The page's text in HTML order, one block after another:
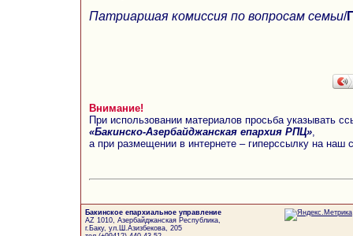
Патриаршая комиссия по вопросам семьи/
Внимание!
При использовании материалов просьба указывать
«Бакинско-Азербайджанская епархия РПЦ»
а при размещении в интернете – гиперссылку на наш
Бакинское епархиальное управление
AZ 1010, Азербайджанская Республика,
г.Баку, ул.Ш.Азизбекова, 205